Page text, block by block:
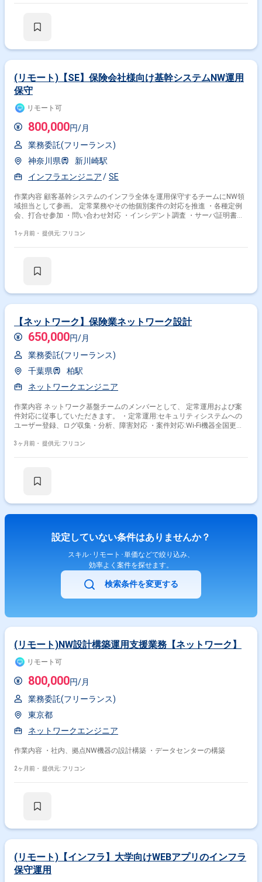
(リモート)【SE】保険会社様向け基幹システムNW運用
保守
リモート可
800,000円/月
業務委託(フリーランス)
神奈川県
新川崎駅
インフラエンジニア
SE
作業内容 顧客基幹システムのインフラ全体を運用保守するチームにNW領
域担当として参画。 定常業務やその他個別案件の対応を推進 ・各種定例
会、打合せ参加 ・問い合わせ対応 ・インシデント調査 ・サーバ証明書更
リプレース
1ヶ月前・ 提供元: フリコン
【ネットワーク】保険業ネットワーク設計
650,000円/月
業務委託(フリーランス)
千葉県
柏駅
ネットワークエンジニア
作業内容 ネットワーク基盤チームのメンバーとして、 定常運用および案
件対応に従事していただきます。 ・定常運用:セキュリティシステムへの
ユーザー登録、ログ収集・分析、障害対応 ・案件対応:Wi-Fi機器全国更
スト、リリースまでの一連の業務
3ヶ月前・ 提供元: フリコン
設定していない条件はありませんか？
スキル･リモート･単価などで絞り込み、
効率よく案件を探せます。
検索条件を変更する
(リモート)NW設計構築運用支援業務【ネットワーク】
リモート可
800,000円/月
業務委託(フリーランス)
東京都
ネットワークエンジニア
作業内容 ・社内、拠点NW機器の設計構築 ・データセンターの構築
2ヶ月前・ 提供元: フリコン
(リモート)【インフラ】大学向けWEBアプリのインフラ
保守運用